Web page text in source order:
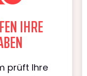
IHRE
prüft Ihre